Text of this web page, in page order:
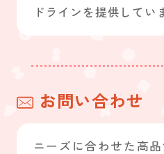
ドラインを提供してい
お問い合わせ
ニーズに合わせた高